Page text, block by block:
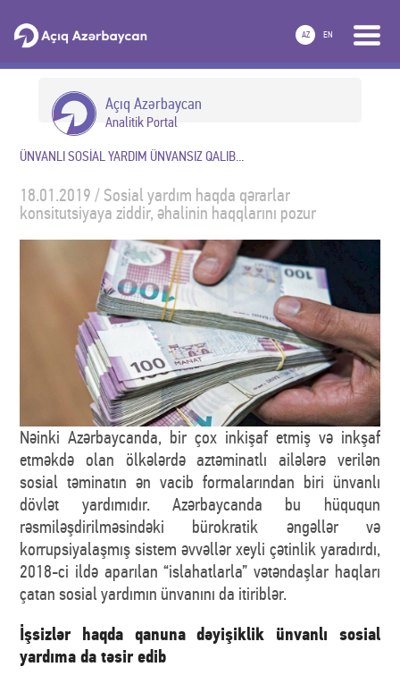
AZ EN
Açıq Azərbaycan
Analitik Portal
ÜNVANLI SOSİAL YARDIM ÜNVANSIZ QALIB...
18.01.2019 / Sosial yardım haqda qərarlar
konsitutsiyaya ziddir, əhalinin haqqlarını pozur
Nəinki Azərbaycanda, bir çox inkişaf etmiş və inkşaf
etməkdə olan ölkələrdə aztəminatlı ailələrə verilən
sosial təminatın ən vacib formalarından biri ünvanlı
dövlət yardımıdır. Azərbaycanda bu hüququn
rəsmiləşdirilməsindəki bürokratik əngəllər və
korrupsiyalaşmış sistem əvvəllər xeyli çətinlik yaradırdı,
2018-ci ildə aparılan “islahatlarla” vətəndaşlar haqları
çatan sosial yardımın ünvanını da itiriblər.
İşsizlər haqda qanuna dəyişiklik ünvanlı sosial
yardıma da təsir edib